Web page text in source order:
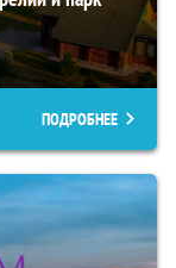
ПОДРОБНЕЕ